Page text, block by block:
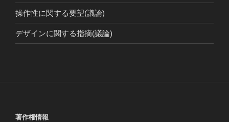
操作性に関する要望(議論)
デザインに関する指摘(議論)
著作権情報